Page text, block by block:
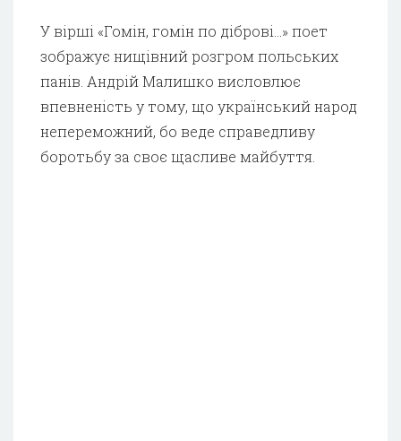
У вірші «Гомін, гомін по діброві…» поет
зображує нищівний розгром польських
панів. Андрій Малишко висловлює
впевненість у тому, що український народ
непереможний, бо веде справедливу
боротьбу за своє щасливе майбуття.